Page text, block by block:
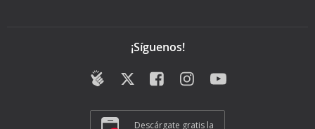
¡Síguenos!
Descárgate gratis la